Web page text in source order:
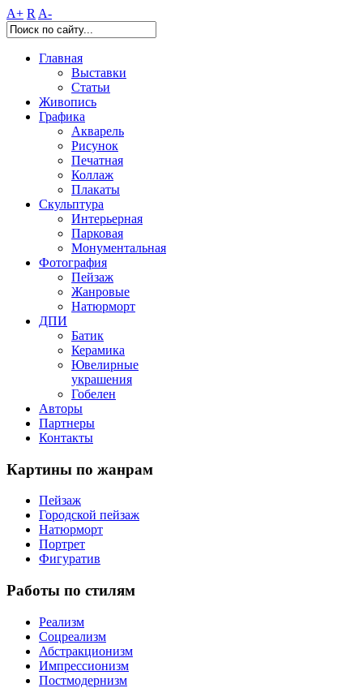
A+ R A-
Главная
Выставки
Статьи
Живопись
Графика
Акварель
Рисунок
Печатная
Коллаж
Плакаты
Скульптура
Интерьерная
Парковая
Монументальная
Фотография
Пейзаж
Жанровые
Натюрморт
ДПИ
Батик
Керамика
Ювелирные
украшения
Гобелен
Авторы
Партнеры
Контакты
Картины по жанрам
Пейзаж
Городской пейзаж
Натюрморт
Портрет
Фигуратив
Работы по стилям
Реализм
Соцреализм
Абстракционизм
Импрессионизм
Постмодернизм